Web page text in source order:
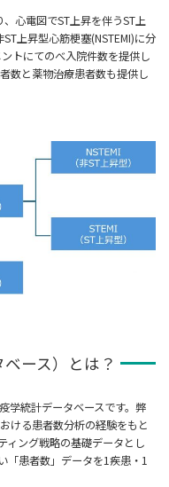
心電図でST上昇を伴うST上
上昇型心筋梗塞(NSTEMI)に分
トにてのべ入院件数を提供し
数と薬物治療患者数も提供し
ベース）とは？
学統計データベースです。弊
ける患者数分析の経験をもと
ィング戦略の基礎データとし
「患者数」データを1疾患・1